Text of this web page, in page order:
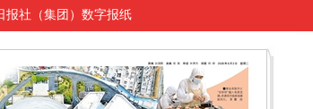
报社（集团）数字报纸